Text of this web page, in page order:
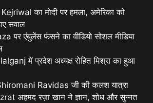
का मोदी पर हमला, अमेरिका को
सवाल
पर एंबुलेंस फंसने का वीडियो सोशल मीडिया
में प्रदेश अध्यक्ष रोहित मिश्रा का हुआ
Ravidas जी की कलश यात्रा
अहमद रज़ा खान ने ज्ञान, शोध और सुन्नत